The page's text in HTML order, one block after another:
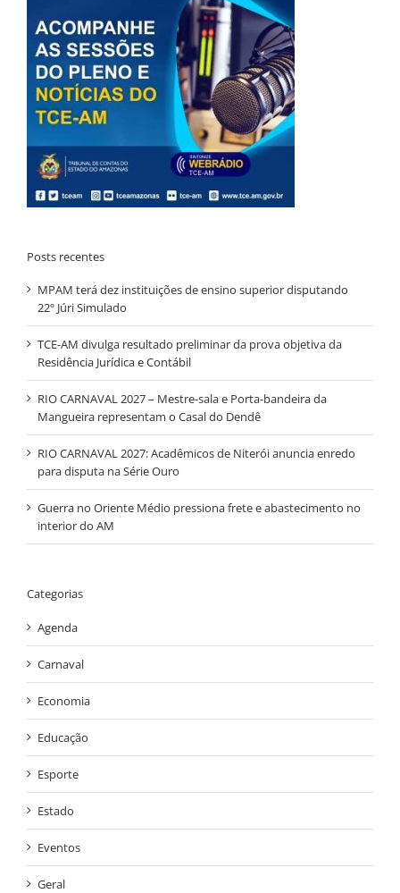
Posts recentes
MPAM terá dez instituições de ensino superior disputando
22º Júri Simulado
TCE-AM divulga resultado preliminar da prova objetiva da
Residência Jurídica e Contábil
RIO CARNAVAL 2027 – Mestre-sala e Porta-bandeira da
Mangueira representam o Casal do Dendê
RIO CARNAVAL 2027: Acadêmicos de Niterói anuncia enredo
para disputa na Série Ouro
Guerra no Oriente Médio pressiona frete e abastecimento no
interior do AM
Categorias
Agenda
Carnaval
Economia
Educação
Esporte
Estado
Eventos
Geral